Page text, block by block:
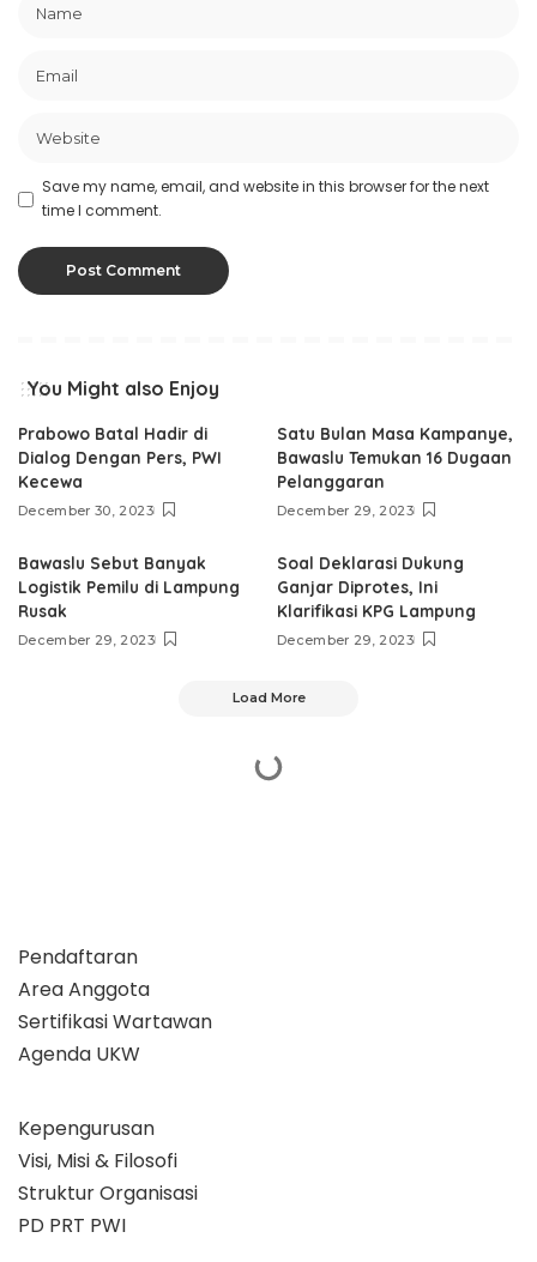
Save my name, email, and website in this browser for the next
time I comment.
You Might also Enjoy
Prabowo Batal Hadir di
Dialog Dengan Pers, PWI
Kecewa
December 30, 2023
Satu Bulan Masa Kampanye,
Bawaslu Temukan 16 Dugaan
Pelanggaran
December 29, 2023
Bawaslu Sebut Banyak
Logistik Pemilu di Lampung
Rusak
December 29, 2023
Soal Deklarasi Dukung
Ganjar Diprotes, Ini
Klarifikasi KPG Lampung
December 29, 2023
Load More
Pendaftaran
Area Anggota
Sertifikasi Wartawan
Agenda UKW
Kepengurusan
Visi, Misi & Filosofi
Struktur Organisasi
PD PRT PWI